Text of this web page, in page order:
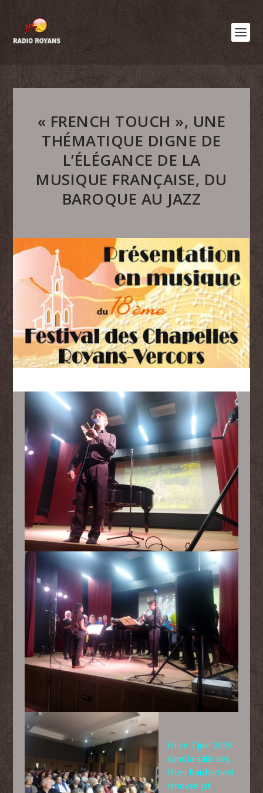
« FRENCH TOUCH », UNE
THÉMATIQUE DIGNE DE
L’ÉLÉGANCE DE LA
MUSIQUE FRANÇAISE, DU
BAROQUE AU JAZZ
En ce 7 juin 2025
dans la salle des
fêtes fraichement
rénovée (et